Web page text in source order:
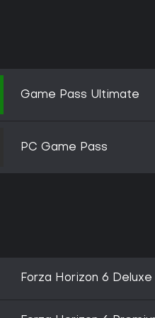
Game Pass Ultimate
PC Game Pass
Forza Horizon 6